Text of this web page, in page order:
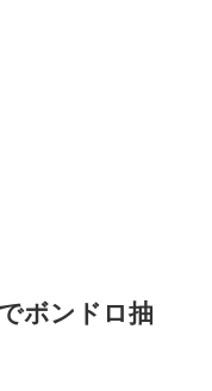
ボンドロ抽